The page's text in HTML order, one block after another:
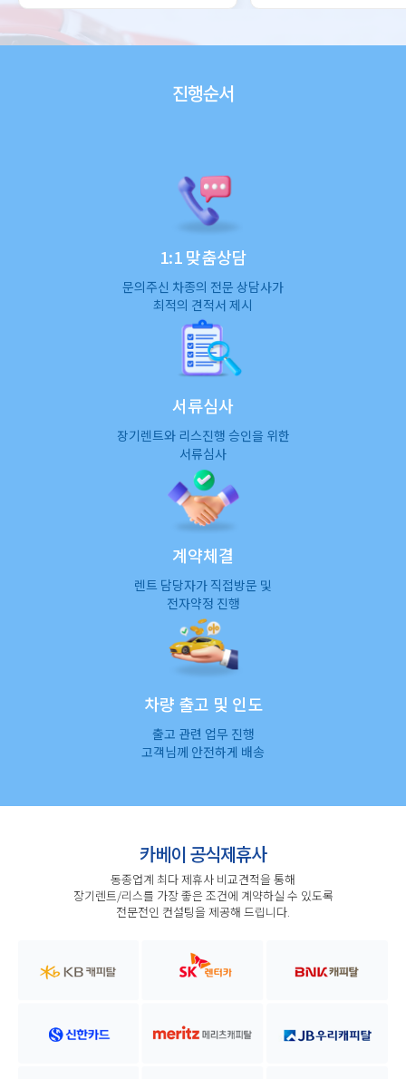
진행순서
1:1 맞춤상담
문의주신 차종의 전문 상담사가
최적의 견적서 제시
서류심사
장기렌트와 리스진행 승인을 위한
서류심사
계약체결
렌트 담당자가 직접방문 및
전자약정 진행
차량 출고 및 인도
출고 관련 업무 진행
고객님께 안전하게 배송
카베이 공식제휴사
동종업계 최다 제휴사 비교견적을 통해
장기렌트/리스를 가장 좋은 조건에 계약하실 수 있도록
전문전인 컨설팅을 제공해 드립니다.